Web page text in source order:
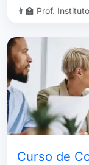
👨‍🏫 Prof.
Curso de